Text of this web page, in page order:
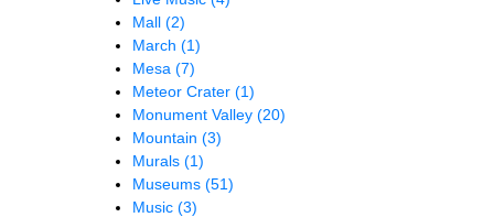
Mall (2)
March (1)
Mesa (7)
Meteor Crater (1)
Monument Valley (20)
Mountain (3)
Murals (1)
Museums (51)
Music (3)